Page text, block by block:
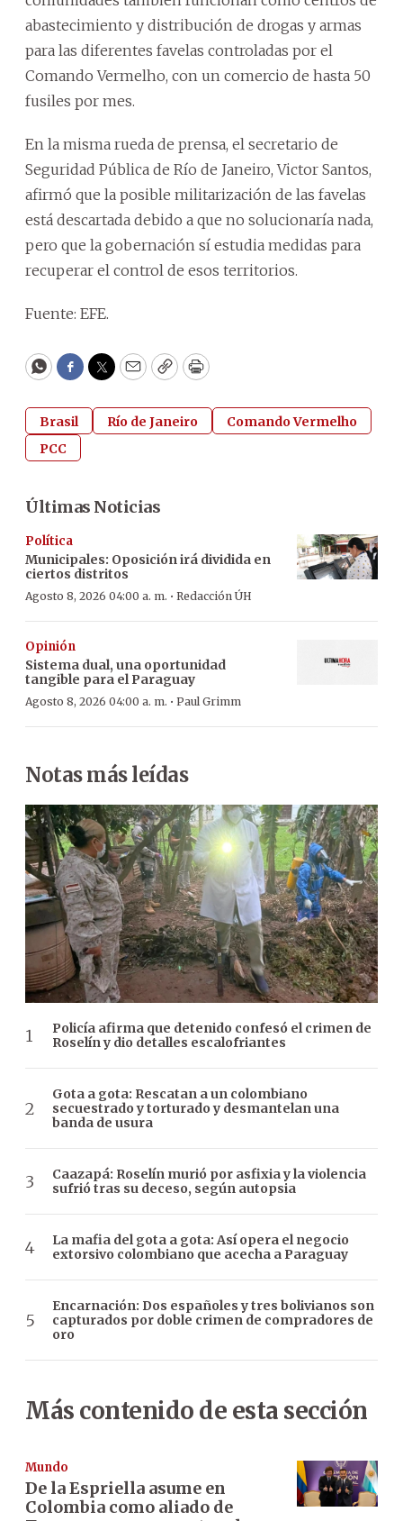
abastecimiento y distribución de drogas y armas
para las diferentes favelas controladas por el
Comando Vermelho, con un comercio de hasta 50
fusiles por mes.
En la misma rueda de prensa, el secretario de
Seguridad Pública de Río de Janeiro, Victor Santos,
afirmó que la posible militarización de las favelas
está descartada debido a que no solucionaría nada,
pero que la gobernación sí estudia medidas para
recuperar el control de esos territorios.
Fuente: EFE.
WhatsApp
Facebook
Twitter
EmailCopyPrint
Brasil Río de Janeiro
Comando Vermelho
PCC
Últimas Noticias
Política
Municipales: Oposición irá dividida en
ciertos distritos
Agosto 8, 2026 04:00 a. m. · Redacción ÚH
Opinión
Sistema dual, una oportunidad
tangible para el Paraguay
Agosto 8, 2026 04:00 a. m. · Paul Grimm
Notas más leídas
Policía afirma que detenido confesó el crimen de
Roselín y dio detalles escalofriantes
Gota a gota: Rescatan a un colombiano
secuestrado y torturado y desmantelan una
banda de usura
Caazapá: Roselín murió por asfixia y la violencia
sufrió tras su deceso, según autopsia
La mafia del gota a gota: Así opera el negocio
extorsivo colombiano que acecha a Paraguay
Encarnación: Dos españoles y tres bolivianos son
capturados por doble crimen de compradores de
oro
Más contenido de esta sección
Mundo
De la Espriella asume en
Colombia como aliado de